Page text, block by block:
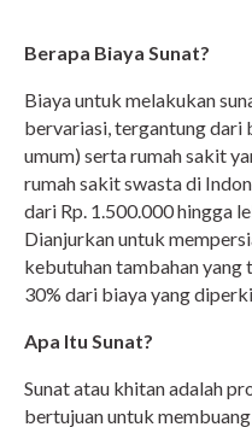
Berapa Biaya Sunat?
Biaya untuk melakukan
bervariasi, tergantung dari
umum) serta rumah sakit
rumah sakit swasta di
dari Rp. 1.500.000 hingga
Dianjurkan untuk
kebutuhan tambahan
30% dari biaya yang
Apa Itu Sunat?
Sunat atau khitan adalah
bertujuan untuk